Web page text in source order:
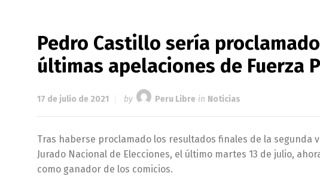
Pedro Castillo sería
últimas apelaciones de Fuerza
17 de julio de 2021 by Peru Libre in Noticias
Tras haberse proclamado los resultados finales de la segunda
Jurado Nacional de Elecciones, el último martes 13 de julio,
como ganador de los comicios.